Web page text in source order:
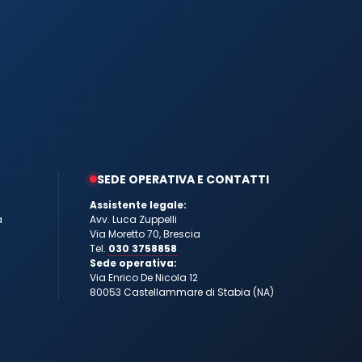
SEDE OPERATIVA E CONTATTI
Assistente legale:
Avv. Luca Zuppelli
Via Moretto 70, Brescia
Tel. 030 3758858
Sede operativa:
Via Enrico De Nicola 12
80053 Castellammare di Stabia (NA)